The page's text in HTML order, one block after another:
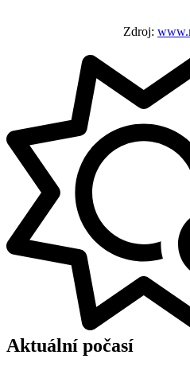
Zdroj:
Aktuální počasí